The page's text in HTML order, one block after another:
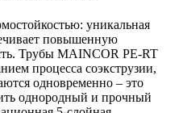
уникальная
повышенную
Трубы MAINCOR PE-RT
процесса соэкструзии,
одновременно – это
однородный и прочный